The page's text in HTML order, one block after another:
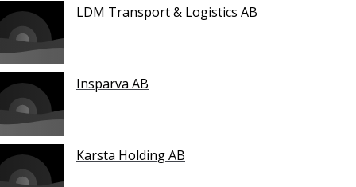
LDM Transport & Logistics AB
Insparva AB
Karsta Holding AB